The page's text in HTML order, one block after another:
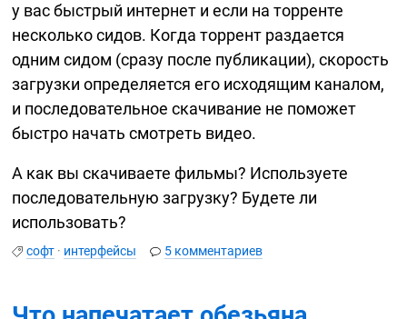
у вас быстрый интернет и если на торренте
несколько сидов. Когда торрент раздается
одним сидом (сразу после публикации), скорость
загрузки определяется его исходящим каналом,
и последовательное скачивание не поможет
быстро начать смотреть видео.
А как вы скачиваете фильмы? Используете
последовательную загрузку? Будете ли
использовать?
софт · интерфейсы 5 комментариев